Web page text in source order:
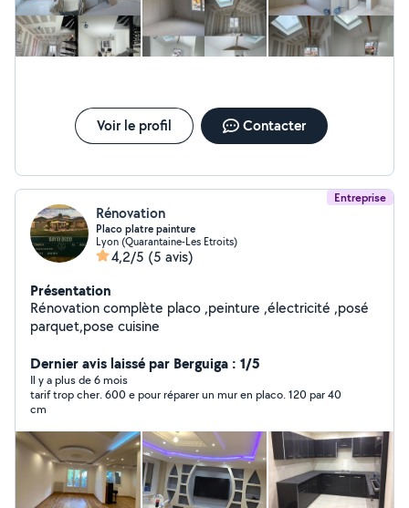
Voir le profil Contacter
Entreprise
Rénovation
Placo platre painture
Lyon (Quarantaine-Les Etroits)
4,2/5 (5 avis)
Présentation
Rénovation complète placo ,peinture ,électricité ,posé
parquet,pose cuisine
Dernier avis laissé par Berguiga : 1/5
Il y a plus de 6 mois
tarif trop cher. 600 e pour réparer un mur en placo. 120 par 40
cm